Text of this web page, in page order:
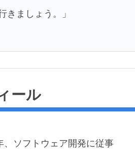
きましょう。」
ール
、ソフトウェア開発に従事